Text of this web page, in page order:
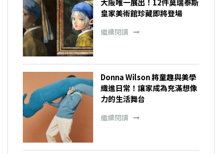
大阪唯一展出！12件莫瑞泰斯
皇家美術館珍藏即將登場
繼續閱讀
Donna Wilson 將童趣與美學
織進日常！讓家成為充滿想像
力的生活舞台
繼續閱讀